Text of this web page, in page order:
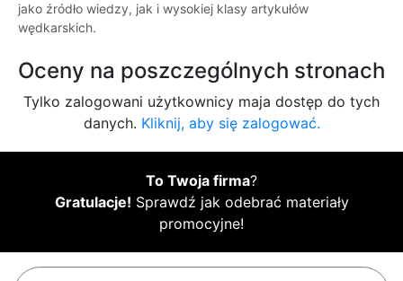
jako źródło wiedzy, jak i wysokiej klasy artykułów
wędkarskich.
Oceny na poszczególnych stronach
Tylko zalogowani użytkownicy maja dostęp do tych
danych. Kliknij, aby się zalogować.
To Twoja firma?
Gratulacje! Sprawdź jak odebrać materiały
promocyjne!